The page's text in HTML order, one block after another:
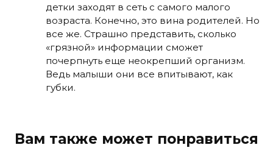
детки заходят в сеть с самого малого
возраста. Конечно, это вина родителей. Но
все же. Страшно представить, сколько
«грязной» информации сможет
почерпнуть еще неокрепший организм.
Ведь малыши они все впитывают, как
губки.
Вам также может понравиться